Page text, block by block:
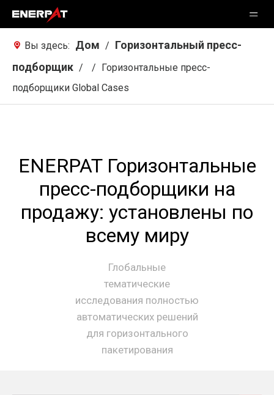
Вы здесь: Дом / Горизонтальный пресс-
подборщик / / Горизонтальные пресс-
подборщики Global Cases
ENERPAT Горизонтальные
пресс-подборщики на
продажу: установлены по
всему миру
Глобальные
тематические
исследования полностью
автоматических решений
для горизонтального
пакетирования